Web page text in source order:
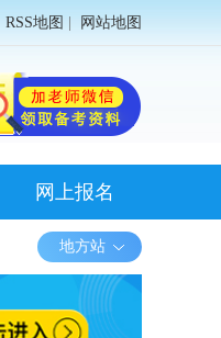
RSS地图 网站地图
网上报名
地方站